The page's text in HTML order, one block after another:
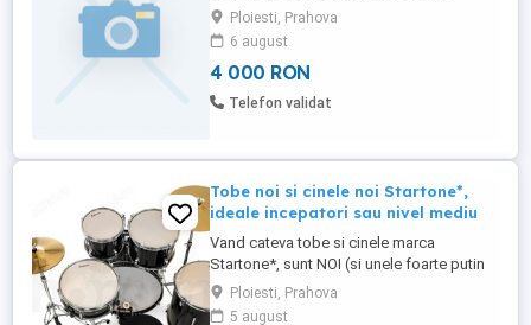
butoanele funcționale. Predare personală
în Ploiești. 4000 lei fix , lăsați mesaj cu
număr de contact
Ploiesti, Prahova
6 august
4 000 RON
Telefon validat
Tobe noi si cinele noi Startone*,
ideale incepatori sau nivel mediu
Vand cateva tobe si cinele marca
Startone*, sunt NOI (si unele foarte putin
folosite), finisaj negru cu perle, cumparate
de pe Thomann (Germania). ATENTIE, NU
Ploiesti, Prahova
5 august